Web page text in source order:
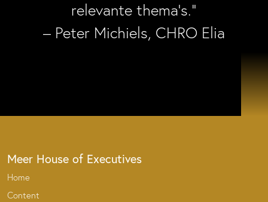
relevante thema’s.”
– Peter Michiels, CHRO Elia
Meer House of Executives
Home
Content